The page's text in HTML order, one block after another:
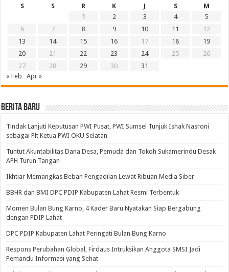
S
S R K J S
M
1
2 3 4
5
6
7 8 9 10 11
12
13
14 15 16 17 18
19
20
21 22 23 24 25
26
27
28 29 30
31
« Feb
Apr »
BERITA BARU
Tindak Lanjuti Keputusan PWI Pusat, PWI Sumsel Tunjuk Ishak Nasroni
sebagai Plt Ketua PWI OKU Selatan
Tuntut Akuntabilitas Dana Desa, Pemuda dan Tokoh Sukamerindu Desak
APH Turun Tangan
Ikhtiar Memangkas Beban Pengadilan Lewat Ribuan Media Siber
BBHR dan BMI DPC PDIP Kabupaten Lahat Resmi Terbentuk
Momen Bulan Bung Karno, 4 Kader Baru Nyatakan Siap Bergabung
dengan PDIP Lahat
DPC PDIP Kabupaten Lahat Peringati Bulan Bung Karno
Respons Perubahan Global, Firdaus Intruksikan Anggota SMSI Jadi
Pemandu Informasi yang Sehat